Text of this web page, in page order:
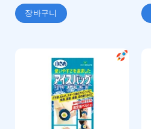
장바구니